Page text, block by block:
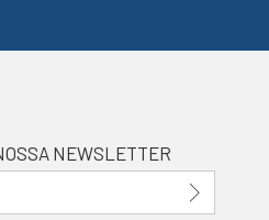
NEWSLETTER